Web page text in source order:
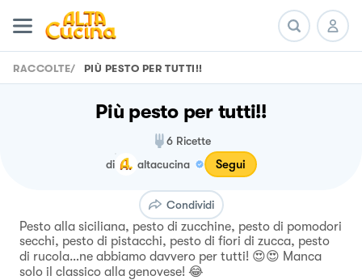
RACCOLTE/ PIÙ PESTO PER TUTTI!!
Più pesto per tutti!!
6 Ricette
di
altacucina Segui
Condividi
Pesto alla siciliana, pesto di zucchine, pesto di pomodori
secchi, pesto di pistacchi, pesto di fiori di zucca, pesto
di rucola…ne abbiamo davvero per tutti! 😍😍 Manca
solo il classico alla genovese! 😂